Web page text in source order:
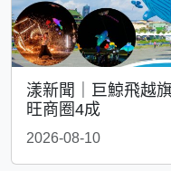
漾新聞｜巨鯨飛越
旺商圈4成
2026-08-10